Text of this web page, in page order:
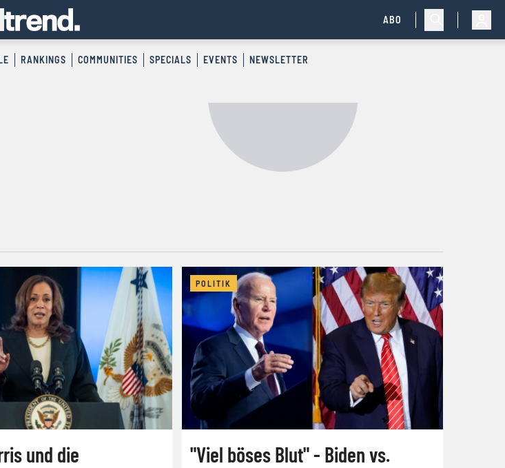
ABO
RANKINGS COMMUNITIES SPECIALS EVENTS NEWSLETTER
und die
POLITIK
"Viel böses Blut" - Biden vs.